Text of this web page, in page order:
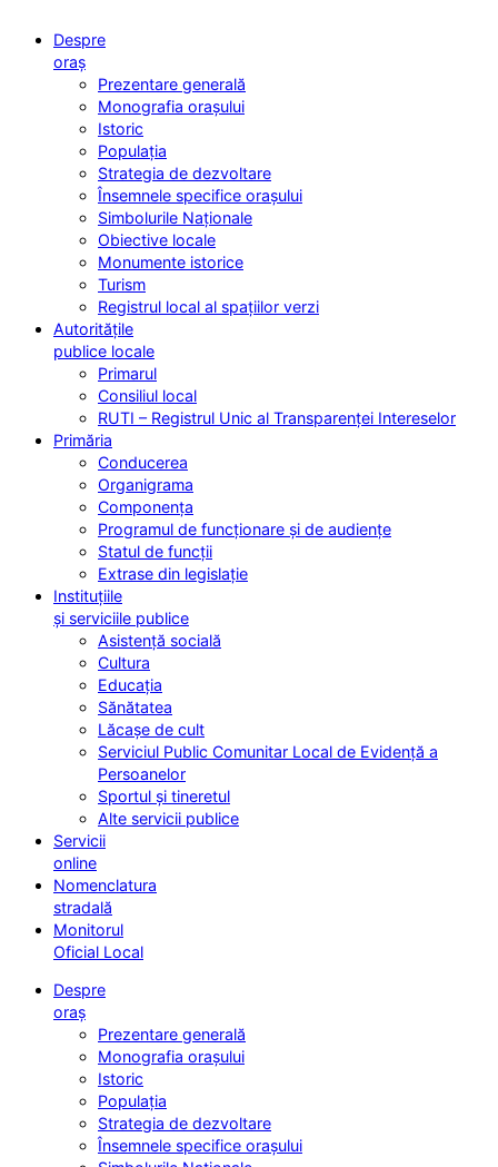
Despre
oraș
Prezentare generală
Monografia orașului
Istoric
Populația
Strategia de dezvoltare
Însemnele specifice orașului
Simbolurile Naționale
Obiective locale
Monumente istorice
Turism
Registrul local al spațiilor verzi
Autoritățile
publice locale
Primarul
Consiliul local
RUTI – Registrul Unic al Transparenței Intereselor
Primăria
Conducerea
Organigrama
Componența
Programul de funcționare și de audiențe
Statul de funcții
Extrase din legislație
Instituțiile
și serviciile publice
Asistență socială
Cultura
Educația
Sănătatea
Lăcașe de cult
Serviciul Public Comunitar Local de Evidență a
Persoanelor
Sportul și tineretul
Alte servicii publice
Servicii
online
Nomenclatura
stradală
Monitorul
Oficial Local
Despre
oraș
Prezentare generală
Monografia orașului
Istoric
Populația
Strategia de dezvoltare
Însemnele specifice orașului